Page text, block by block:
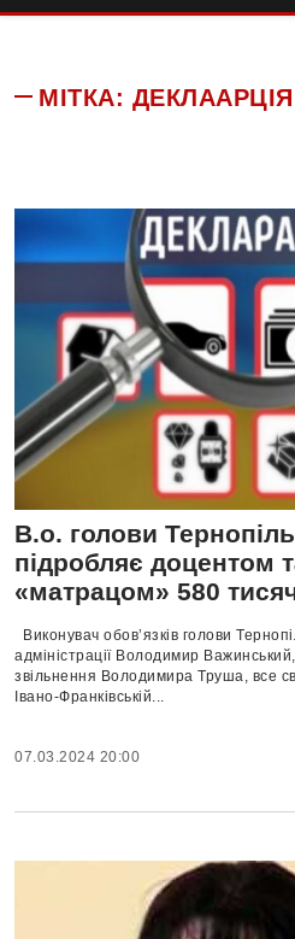
МІТКА: ДЕКЛААРЦІЯ
В.о. голови
підробляє доцентом
«матрацом» 580
Виконувач обов’язків голови
адміністрації Володимир
звільнення Володимира Труша, все
Івано-Франківській...
07.03.2024 20:00